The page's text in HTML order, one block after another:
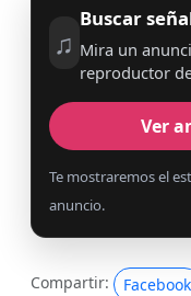
♫
Buscar
Mira un
reproductor
Ver
Te mostraremos el
anuncio.
Compartir: Facebook